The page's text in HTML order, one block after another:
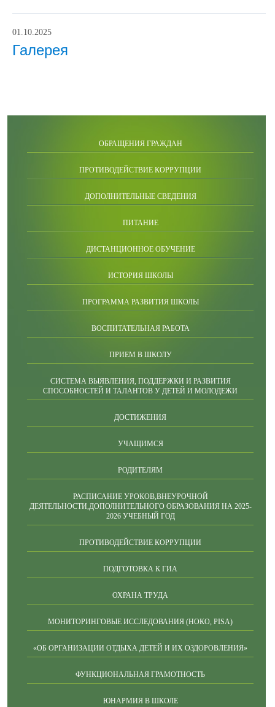
01.10.2025
Галерея
ОБРАЩЕНИЯ ГРАЖДАН
ПРОТИВОДЕЙСТВИЕ КОРРУПЦИИ
ДОПОЛНИТЕЛЬНЫЕ СВЕДЕНИЯ
ПИТАНИЕ
ДИСТАНЦИОННОЕ ОБУЧЕНИЕ
ИСТОРИЯ ШКОЛЫ
ПРОГРАММА РАЗВИТИЯ ШКОЛЫ
ВОСПИТАТЕЛЬНАЯ РАБОТА
ПРИЕМ В ШКОЛУ
СИСТЕМА ВЫЯВЛЕНИЯ, ПОДДЕРЖКИ И РАЗВИТИЯ
СПОСОБНОСТЕЙ И ТАЛАНТОВ У ДЕТЕЙ И МОЛОДЕЖИ
ДОСТИЖЕНИЯ
УЧАЩИМСЯ
РОДИТЕЛЯМ
РАСПИСАНИЕ УРОКОВ,ВНЕУРОЧНОЙ
ДЕЯТЕЛЬНОСТИ,ДОПОЛНИТЕЛЬНОГО ОБРАЗОВАНИЯ НА 2025-
2026 УЧЕБНЫЙ ГОД
ПРОТИВОДЕЙСТВИЕ КОРРУПЦИИ
ПОДГОТОВКА К ГИА
ОХРАНА ТРУДА
МОНИТОРИНГОВЫЕ ИССЛЕДОВАНИЯ (НОКО, PISA)
«ОБ ОРГАНИЗАЦИИ ОТДЫХА ДЕТЕЙ И ИХ ОЗДОРОВЛЕНИЯ»
ФУНКЦИОНАЛЬНАЯ ГРАМОТНОСТЬ
ЮНАРМИЯ В ШКОЛЕ